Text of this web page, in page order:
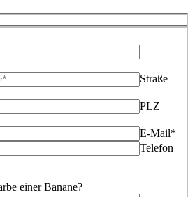
Straße
PLZ
E-Mail*
Telefon
einer Banane?